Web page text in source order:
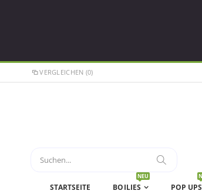
VERGLEICHEN (0)
STARTSEITE BOILIES
NEU
POP UPS